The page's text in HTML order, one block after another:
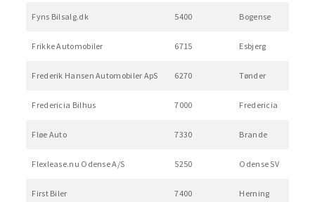
Fyns Bilsalg.dk 5400 Bogense
Frikke Automobiler 6715 Esbjerg
Frederik Hansen Automobiler ApS 6270 Tønder
Fredericia Bilhus 7000 Fredericia
Fløe Auto 7330 Brande
Flexlease.nu Odense A/S 5250 Odense SV
First Biler 7400 Herning